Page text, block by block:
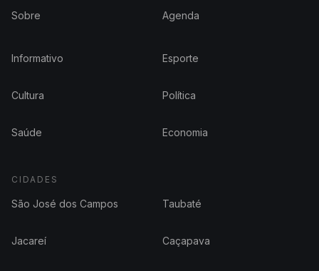
Sobre Agenda
Informativo Esporte
Cultura Política
Saúde Economia
CIDADES
São José dos Campos Taubaté
Jacareí Caçapava